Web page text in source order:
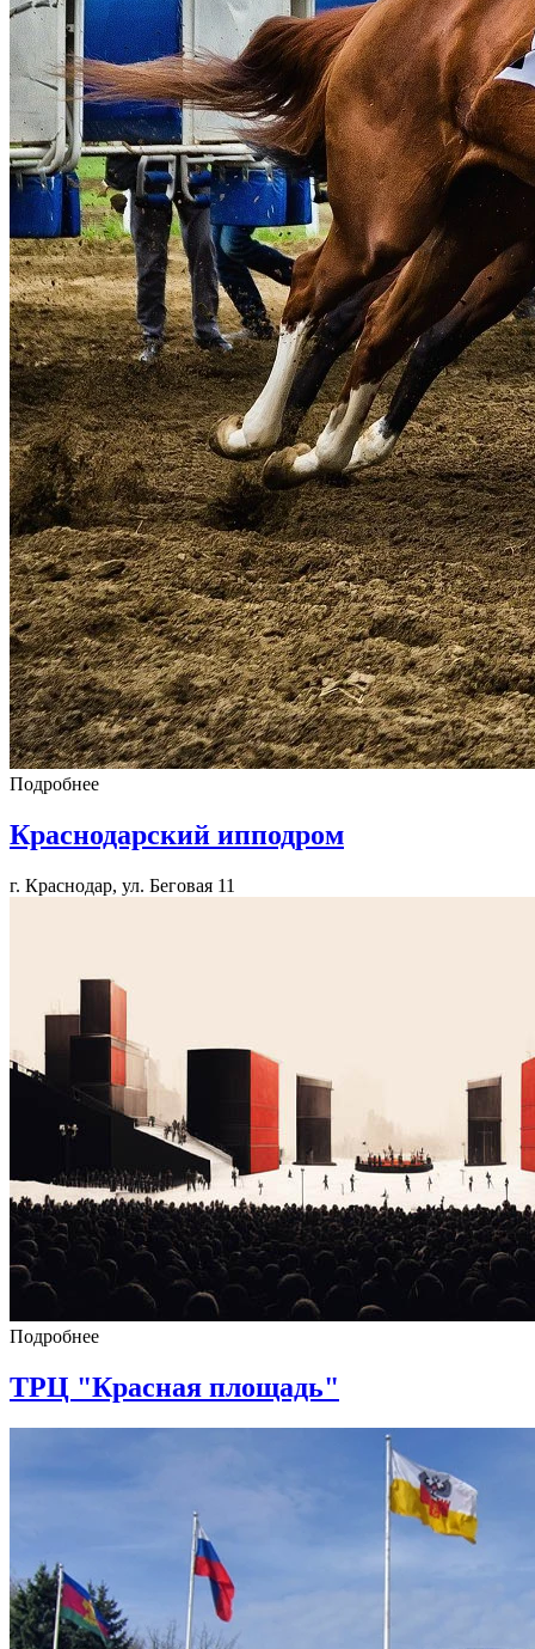
Подробнее
Краcнодарcкий ипподром
г. Краснодар, ул. Беговая 11
Подробнее
ТРЦ "Красная площадь"